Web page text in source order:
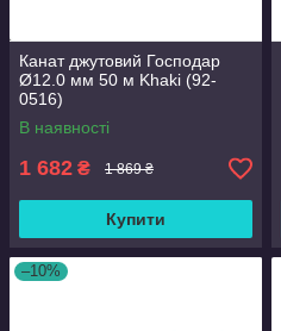
Канат джутовий Господар
Ø12.0 мм 50 м Khaki (92-
0516)
В наявності
1 682 ₴ 1 869 ₴
Купити
–10%